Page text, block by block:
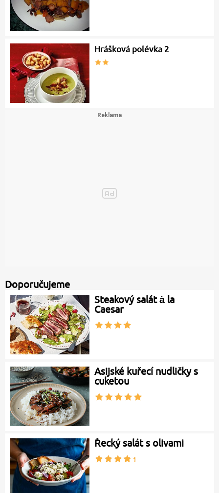
Hrášková polévka 2
Doporučujeme
Steakový salát à la
Caesar
Asijské kuřecí nudličky s
cuketou
Řecký salát s olivami